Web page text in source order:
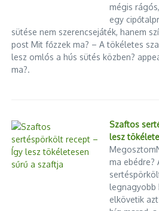
mégis
egy
sütése nem szerencsejáték, hanem
post Mit főzzek ma? – A tökéletes
lesz omlós a hús sütés közben?
ma?.
Szaftos
lesz
ma ebédre?
legnagyobb
elkövetik